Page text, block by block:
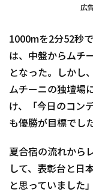
広
1000mを2分52秒
は、中盤からムチ
となった。しかし
ムチーニの独壇場
け、「今日のコン
も優勝が目標でし
夏合宿の流れから
して、表彰台と日
と思っていました